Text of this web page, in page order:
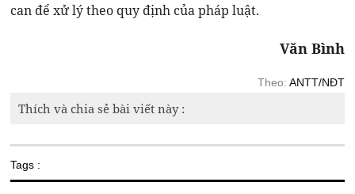
can để xử lý theo quy định của pháp luật.
Văn Bình
Theo: ANTT/NĐT
Thích và chia sẻ bài viết này :
Tags :